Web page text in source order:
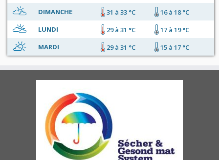
DIMANCHE
31 à 33 °C
16 à 18 °C
LUNDI
29 à 31 °C
17 à 19 °C
MARDI
29 à 31 °C 15 à 17 °C